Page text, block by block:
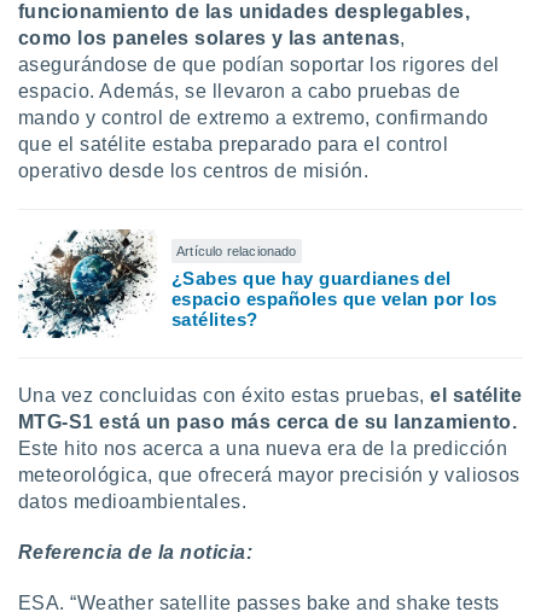
funcionamiento de las unidades desplegables,
como los paneles solares y las antenas,
asegurándose de que podían soportar los rigores del
espacio. Además, se llevaron a cabo pruebas de
mando y control de extremo a extremo, confirmando
que el satélite estaba preparado para el control
operativo desde los centros de misión.
Artículo relacionado
¿Sabes que hay guardianes del
espacio españoles que velan por los
satélites?
Una vez concluidas con éxito estas pruebas,el satélite
MTG-S1 está un paso más cerca de su lanzamiento.
Este hito nos acerca a una nueva era de la predicción
meteorológica, que ofrecerá mayor precisión y valiosos
datos medioambientales.
Referencia de la noticia:
ESA. “Weather satellite passes bake and shake tests